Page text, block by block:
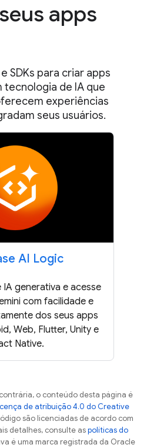
apps
SDKs para criar apps
tecnologia de IA que
experiências
seus usuários.
AI Logic
generativa e acesse
com facilidade e
dos seus apps
Web, Flutter, Unity e
Native.
o conteúdo desta página é
de atribuição 4.0 do Creative
são licenciadas de acordo com
detalhes, consulte aspolíticas do
é uma marca registrada da Oracle